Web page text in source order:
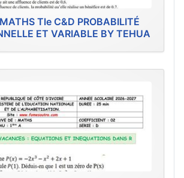
Tle C&D PROBABILITÉ
ET VARIABLE BY TEHUA